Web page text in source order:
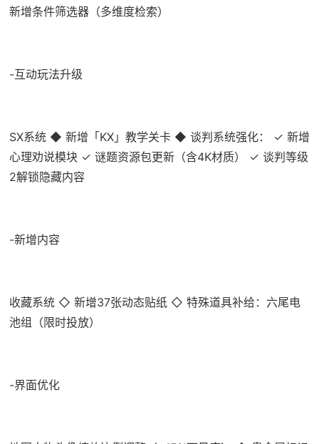
新增条件筛选器（多维度检索）
-互动玩法升级
SX系统 ◆ 新增「KX」教学关卡 ◆ 谈判系统强化： ✓ 新增
心理劝说模块 ✓ 谜题资源包更新（含4K材质） ✓ 谈判等级
2解锁隐藏内容
-新增内容
收藏系统 ◇ 新增37张动态贴纸 ◇ 特殊道具补给：六尾电
池组（限时投放）
-界面优化